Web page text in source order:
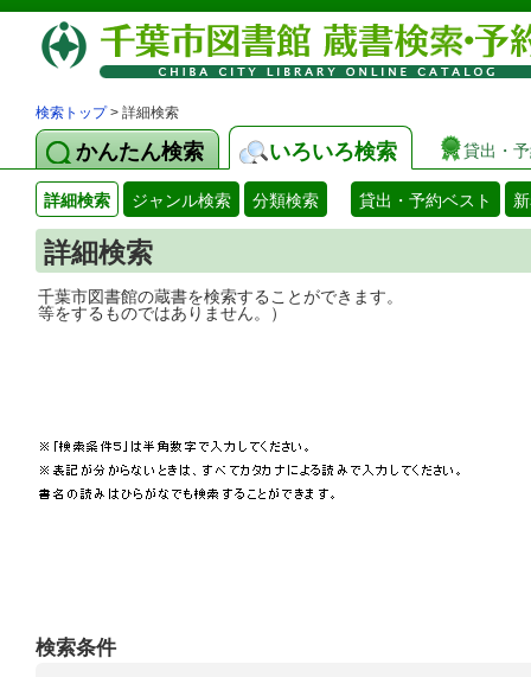
検索トップ> 詳細検索
かんたん検索 いろいろ検索 貸出・
詳細検索 ジャンル検索 分類検索 貸出・予約ベスト
詳細検索
千葉市図書館の蔵書を検索することがで
等をするものではありません。）
検索条件